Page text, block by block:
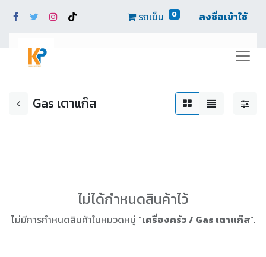
รถเข็น 0 ลงชื่อเข้าใช้
Gas เตาแก๊ส
ไม่ได้กำหนดสินค้าไว้
ไม่มีการกำหนดสินค้าในหมวดหมู่ "เครื่องครัว / Gas เตาแก๊ส".